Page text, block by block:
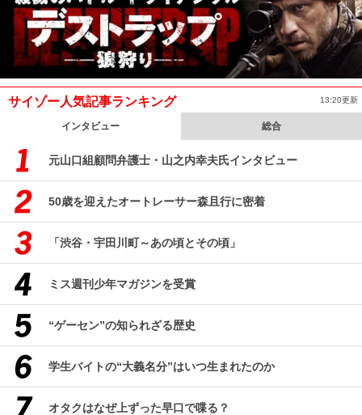
サイゾー人気記事ランキング 13:20更新
インタビュー 総合
元山口組顧問弁護士・山之内幸夫氏インタビュー
50歳を迎えたオートレーサー森且行に密着
「渋谷・宇田川町～あの頃とその頃」
ミス週刊少年マガジンを受賞
“ゲーセン”の知られざる歴史
学生バイトの“大義名分”はいつ生まれたのか
オタクはなぜ上ずった早口で喋る？